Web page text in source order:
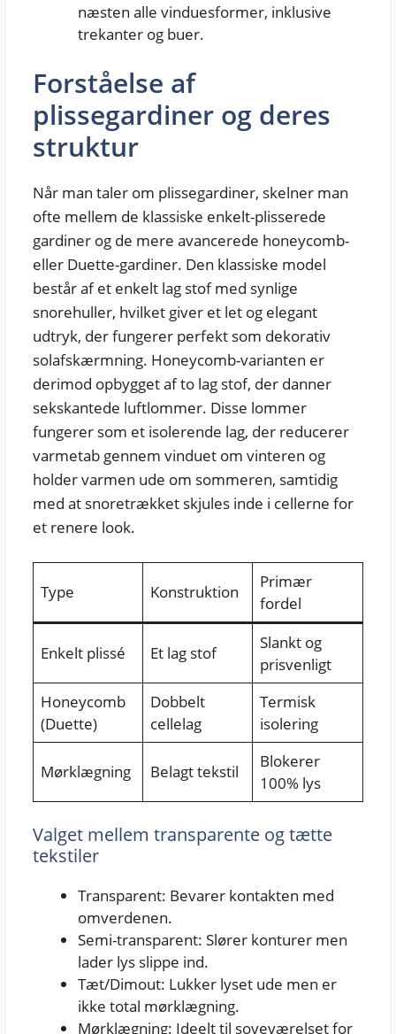
næsten alle vinduesformer, inklusive
trekanter og buer.
Forståelse af
plissegardiner og deres
struktur
Når man taler om plissegardiner, skelner man
ofte mellem de klassiske enkelt-plisserede
gardiner og de mere avancerede honeycomb-
eller Duette-gardiner. Den klassiske model
består af et enkelt lag stof med synlige
snorehuller, hvilket giver et let og elegant
udtryk, der fungerer perfekt som dekorativ
solafskærmning. Honeycomb-varianten er
derimod opbygget af to lag stof, der danner
sekskantede luftlommer. Disse lommer
fungerer som et isolerende lag, der reducerer
varmetab gennem vinduet om vinteren og
holder varmen ude om sommeren, samtidig
med at snoretrækket skjules inde i cellerne for
et renere look.
Type Konstruktion
Primær
fordel
Enkelt plissé Et lag stof
Slankt og
prisvenligt
Honeycomb
(Duette)
Dobbelt
cellelag
Termisk
isolering
Mørklægning Belagt tekstil
Blokerer
100% lys
Valget mellem transparente og tætte
tekstiler
Transparent: Bevarer kontakten med
omverdenen.
Semi-transparent: Slører konturer men
lader lys slippe ind.
Tæt/Dimout: Lukker lyset ude men er
ikke total mørklægning.
Mørklægning: Ideelt til soveværelset for